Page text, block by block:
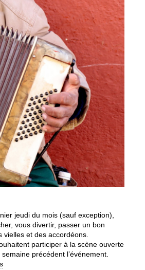
jeudi du mois (sauf exception),
vous divertir, passer un bon
vielles et des accordéons.
participer à la scène ouverte
précédent l’événement.